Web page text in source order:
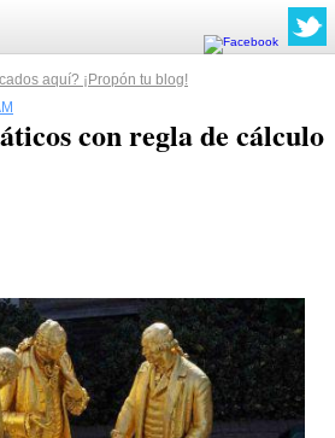
aquí? ¡Propón tu blog!
con regla de cálculo